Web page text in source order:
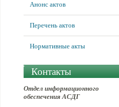
Анонс актов
Перечень актов
Нормативные акты
Контакты
Отдел информационного
обеспечения АСДГ